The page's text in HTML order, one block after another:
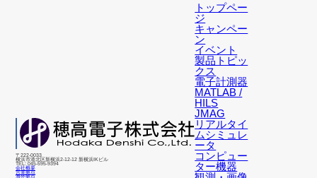
〒222-0033
横浜市港北区新横浜2-12-12 新横浜IKビル
TEL: 045-595-9394
会社概要
営業拠点
海外拠点
トップペー
ジ
キャンペー
ン
イベント
製品トピッ
クス
電子計測器
MATLAB /
HILS
JMAG
リアルタイ
ムシミュレ
ータ
コンピュー
ター機器